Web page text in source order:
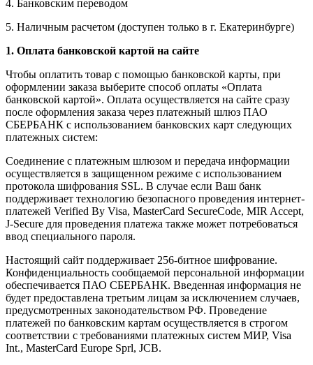
4. Банковским переводом
5. Наличным расчетом (доступен только в г. Екатеринбурге)
1. Оплата банковской картой на сайте
Чтобы оплатить товар с помощью банковской карты, при
оформлении заказа выберите способ оплаты «Оплата
банковской картой». Оплата осуществляется на сайте сразу
после оформления заказа через платежный шлюз ПАО
СБЕРБАНК с использованием банковских карт следующих
платежных систем:
Соединение с платежным шлюзом и передача информации
осуществляется в защищенном режиме с использованием
протокола шифрования SSL. В случае если Ваш банк
поддерживает технологию безопасного проведения интернет-
платежей Verified By Visa, MasterCard SecureCode, MIR Accept,
J-Secure для проведения платежа также может потребоваться
ввод специального пароля.
Настоящий сайт поддерживает 256-битное шифрование.
Конфиденциальность сообщаемой персональной информации
обеспечивается ПАО СБЕРБАНК. Введенная информация не
будет предоставлена третьим лицам за исключением случаев,
предусмотренных законодательством РФ. Проведение
платежей по банковским картам осуществляется в строгом
соответствии с требованиями платежных систем МИР, Visa
Int., MasterCard Europe Sprl, JCB.